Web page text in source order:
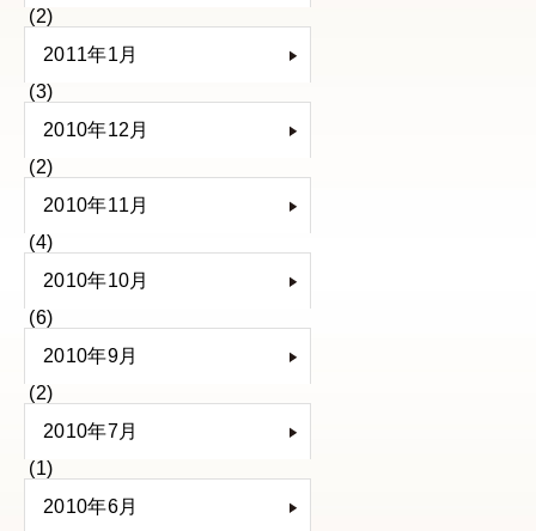
(2)
2011年1月
(3)
2010年12月
(2)
2010年11月
(4)
2010年10月
(6)
2010年9月
(2)
2010年7月
(1)
2010年6月